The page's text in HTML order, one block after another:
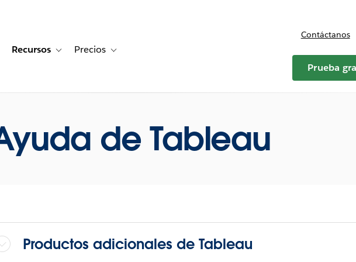
Historias de clientes
sub-navigation for Soluciones
Recursos Toggle sub-navigation for Recursos
Precios Toggle sub-navigation for Precios
Contáctanos
Prueba
de Tableau
Productos adicionales de Tableau